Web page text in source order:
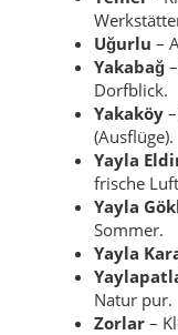
Uğurlu –
Yakabağ
Dorfblick.
Yakaköy
(Ausflüge).
Yayla
frische
Yayla
Sommer.
Yayla
Natur pur.
Zorlar –